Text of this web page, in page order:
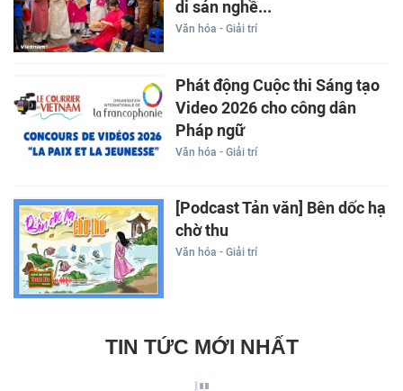
di sản nghề...
Văn hóa - Giải trí
Phát động Cuộc thi Sáng tạo
Video 2026 cho công dân
Pháp ngữ
Văn hóa - Giải trí
[Podcast Tản văn] Bên dốc hạ
chờ thu
Văn hóa - Giải trí
TIN TỨC MỚI NHẤT